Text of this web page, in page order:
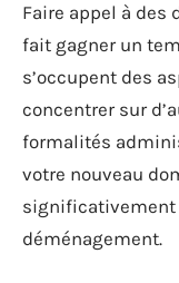
Faire appel à des
fait gagner un
s’occupent des
concentrer sur
formalités
votre nouveau
significativement
déménagement.